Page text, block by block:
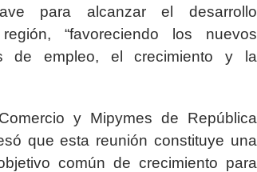
para alcanzar el desarrollo
“favoreciendo los nuevos
de empleo, el crecimiento y la
y Mipymes de República
que esta reunión constituye una
común de crecimiento para